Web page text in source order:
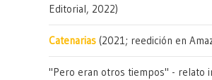
Editorial, 2022)
Catenarias (2021; reedición en
"Pero eran otros tiempos" - relato